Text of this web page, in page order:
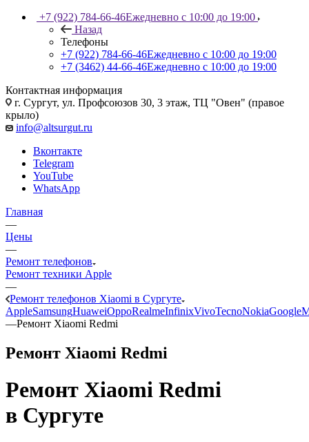
+7 (922) 784-66-46Ежедневно с 10:00 до 19:00
Назад
Телефоны
+7 (922) 784-66-46Ежедневно с 10:00 до 19:00
+7 (3462) 44-66-46Ежедневно с 10:00 до 19:00
Контактная информация
г. Сургут, ул. Профсоюзов 30, 3 этаж, ТЦ "Овен" (правое
крыло)
info@altsurgut.ru
Вконтакте
Telegram
YouTube
WhatsApp
Главная
—
Цены
—
Ремонт телефонов
Ремонт техники Apple
—
Ремонт телефонов Xiaomi в Сургуте
AppleSamsungHuaweiOppoRealmeInfinixVivoTecnoNokiaGoogle
—Ремонт Xiaomi Redmi
Ремонт Xiaomi Redmi
Ремонт Xiaomi Redmi
в Сургуте